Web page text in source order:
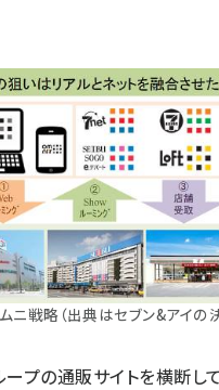
ニ戦略（出典はセブン&アイの
ープの通販サイトを横断し